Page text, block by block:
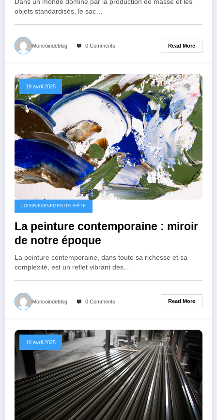
Dans un monde dominé par la production de masse et les
objets standardisés, le sac…
Moncoindeblog 0 Comments Read More
19 avril 2025
LOISIR/EVENEMENTIEL/FÊTE
La peinture contemporaine : miroir
de notre époque
La peinture contemporaine, dans toute sa richesse et sa
complexité, est un reflet vibrant des…
Moncoindeblog 0 Comments Read More
10 avril 2025